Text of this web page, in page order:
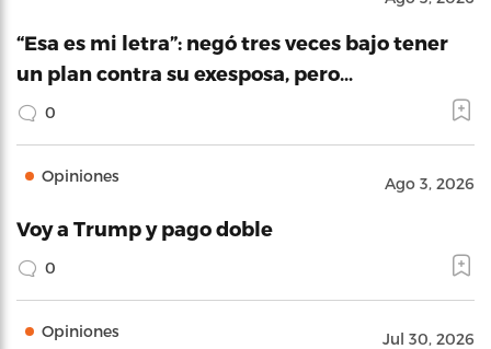
“Esa es mi letra”: negó tres veces bajo tener
un plan contra su exesposa, pero…
0
Opiniones Ago 3, 2026
Voy a Trump y pago doble
0
Opiniones Jul 30, 2026